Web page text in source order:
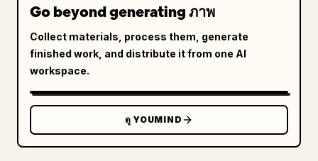
Go beyond generating ภาพ
Collect materials, process them, generate
finished work, and distribute it from one AI
workspace.
ดู YOUMIND